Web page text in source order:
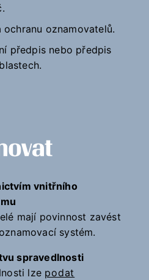
ochranu oznamovatelů.
předpis nebo předpis
vnitřního
mají povinnost zavést
systém.
spravedlnosti
lze podat